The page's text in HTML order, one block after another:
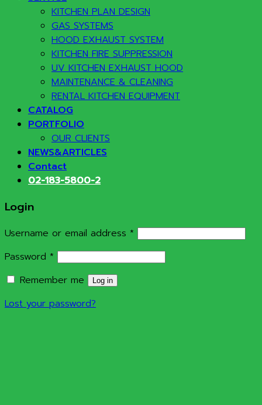
KITCHEN PLAN DESIGN
GAS SYSTEMS
HOOD EXHAUST SYSTEM
KITCHEN FIRE SUPPRESSION
UV KITCHEN EXHAUST HOOD
MAINTENANCE & CLEANING
RENTAL KITCHEN EQUIPMENT
CATALOG
PORTFOLIO
OUR CLIENTS
NEWS&ARTICLES
Contact
02-183-5800-2
Login
Username or email address * Required
Password * Required
Remember me
Log in
Lost your password?